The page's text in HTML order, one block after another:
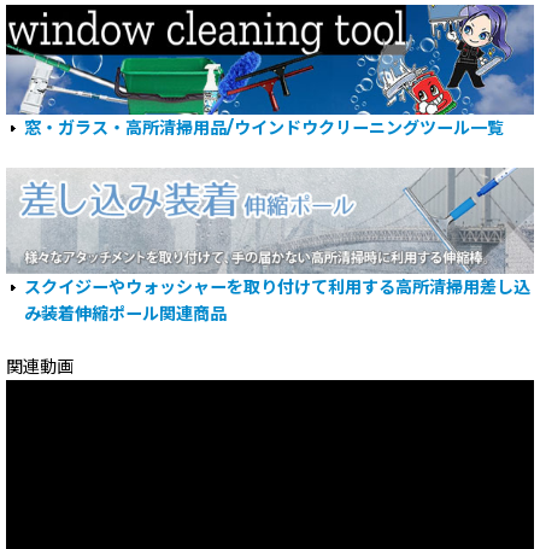
窓・ガラス・高所清掃用品/ウインドウクリーニングツール一覧
スクイジーやウォッシャーを取り付けて利用する高所清掃用差し込
み装着伸縮ポール関連商品
関連動画